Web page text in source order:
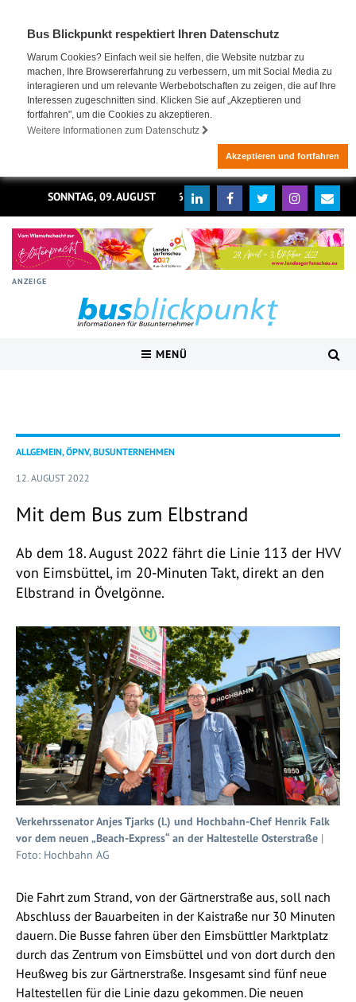
Bus Blickpunkt respektiert Ihren Datenschutz
Warum Cookies? Einfach weil sie helfen, die Website nutzbar zu
machen, Ihre Browsererfahrung zu verbessern, um mit Social Media zu
interagieren und um relevante Werbebotschaften zu zeigen, die auf Ihre
Interessen zugeschnitten sind. Klicken Sie auf „Akzeptieren und
fortfahren", um die Cookies zu akzeptieren.
Weitere Informationen zum Datenschutz
Akzeptieren und fortfahren
SONNTAG, 09. AUGUST 2026
ANZEIGE
MENÜ
ALLGEMEIN, ÖPNV, BUSUNTERNEHMEN
12. AUGUST 2022
Mit dem Bus zum Elbstrand
Ab dem 18. August 2022 fährt die Linie 113 der HVV
von Eimsbüttel, im 20-Minuten Takt, direkt an den
Elbstrand in Övelgönne.
Verkehrssenator Anjes Tjarks (l.) und Hochbahn-Chef Henrik Falk
vor dem neuen „Beach-Express“ an der Haltestelle Osterstraße |
Foto: Hochbahn AG
Die Fahrt zum Strand, von der Gärtnerstraße aus, soll nach
Abschluss der Bauarbeiten in der Kaistraße nur 30 Minuten
dauern. Die Busse fahren über den Eimsbüttler Marktplatz
durch das Zentrum von Eimsbüttel und von dort durch den
Heußweg bis zur Gärtnerstraße. Insgesamt sind fünf neue
Haltestellen für die Linie dazu gekommen. Die neuen